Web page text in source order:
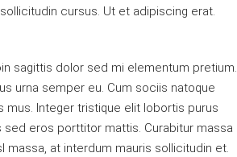
cursus. Ut et adipiscing erat.
sagittis dolor sed mi elementum pretium.
urna semper eu. Cum sociis natoque
Integer tristique elit lobortis purus
eros porttitor mattis. Curabitur massa
massa, at interdum mauris sollicitudin et.